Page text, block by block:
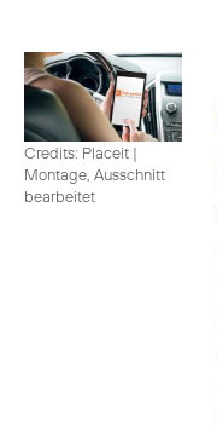
Credits: Placeit |
Montage, Ausschnitt
bearbeitet